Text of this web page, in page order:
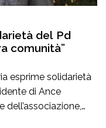
del Pd
comunità”
esprime solidarietà
di Ance